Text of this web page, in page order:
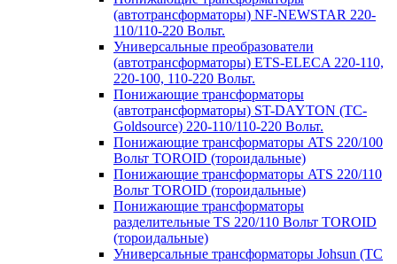
(автотрансформаторы) NF-NEWSTAR 220-
110/110-220 Вольт.
Универсальные преобразователи
(автотрансформаторы) ETS-ELECA 220-110,
220-100, 110-220 Вольт.
Понижающие трансформаторы
(автотрансформаторы) ST-DAYTON (TC-
Goldsource) 220-110/110-220 Вольт.
Понижающие трансформаторы ATS 220/100
Вольт TOROID (тороидальные)
Понижающие трансформаторы ATS 220/110
Вольт TOROID (тороидальные)
Понижающие трансформаторы
разделительные TS 220/110 Вольт TOROID
(тороидальные)
Универсальные трансформаторы Johsun (TС